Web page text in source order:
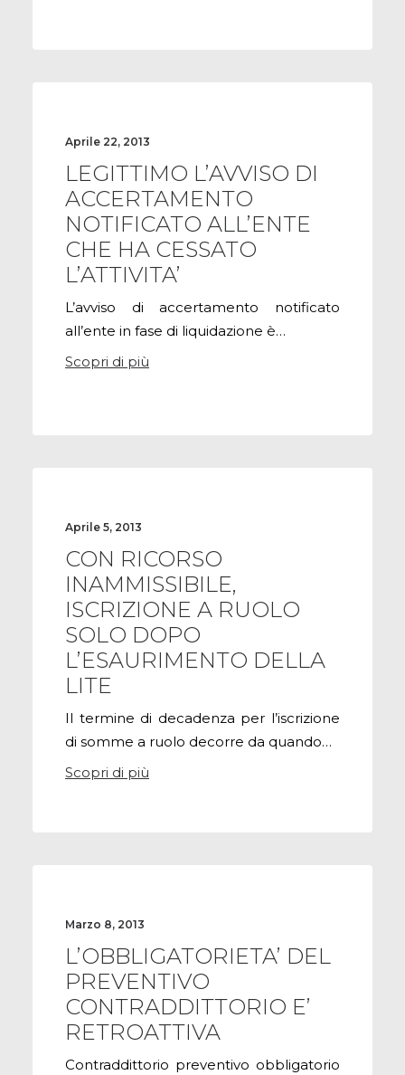
Aprile 22, 2013
LEGITTIMO L’AVVISO DI
ACCERTAMENTO
NOTIFICATO ALL’ENTE
CHE HA CESSATO
L’ATTIVITA’
L’avviso di accertamento notificato
all’ente in fase di liquidazione è…
Scopri di più
Aprile 5, 2013
CON RICORSO
INAMMISSIBILE,
ISCRIZIONE A RUOLO
SOLO DOPO
L’ESAURIMENTO DELLA
LITE
Il termine di decadenza per l’iscrizione
di somme a ruolo decorre da quando…
Scopri di più
Marzo 8, 2013
L’OBBLIGATORIETA’ DEL
PREVENTIVO
CONTRADDITTORIO E’
RETROATTIVA
Contraddittorio preventivo obbligatorio